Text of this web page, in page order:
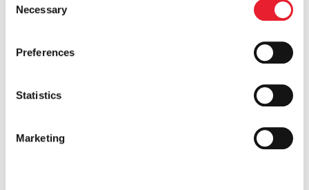
refer to our
Selection
Necessary
Preferences
Statistics
Marketing
Τα Προσόντα Σου
Απολυτήριο Λυκείου
Προσανατολισμός στην Εξυπηρέτηση
του Πελάτη